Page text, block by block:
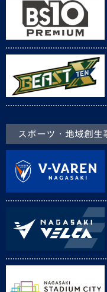
スポーツ・地域創生